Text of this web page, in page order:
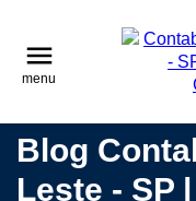
menu
menu
Blog
Leste - SP
reply
Blog
reply